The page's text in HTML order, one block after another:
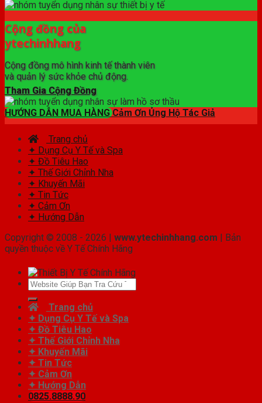
Cộng đồng của
ytechinhhang
Cộng đồng mô hình kinh tế thành viên
và quản lý sức khỏe chủ động.
Tham Gia Cộng Đồng
HƯỚNG DẪN MUA HÀNG Cảm Ơn Ủng Hộ Tác Giả
Trang chủ
✦ Dụng Cụ Y Tế và Spa
✦ Đồ Tiêu Hao
✦ Thế Giới Chỉnh Nha
✦ Khuyến Mãi
✦ Tin Tức
✦ Cảm Ơn
✦ Hướng Dẫn
Copyright © 2008 - 2026 |
www.ytechinhhang.com | Bản
quyền thuộc về Y Tế Chính Hãng
Tìm
Trang chủ
✦ Dụng Cụ Y Tế và Spa
✦ Đồ Tiêu Hao
✦ Thế Giới Chỉnh Nha
✦ Khuyến Mãi
✦ Tin Tức
✦ Cảm Ơn
✦ Hướng Dẫn
0825.8888.90